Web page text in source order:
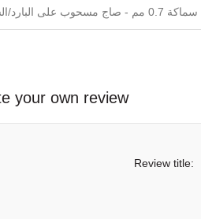
your own review
Review title: